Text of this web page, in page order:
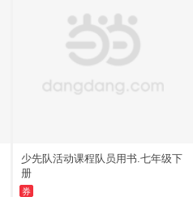
少先队活动课程队员用书.七年级下
册
券